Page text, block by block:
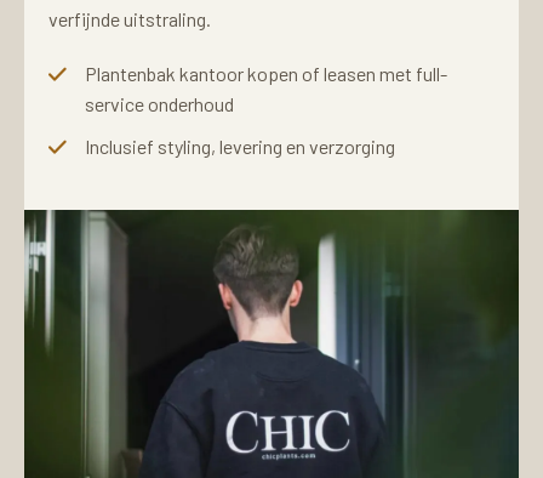
verfijnde uitstraling.
Plantenbak kantoor kopen of leasen met full-
service onderhoud
Inclusief styling, levering en verzorging